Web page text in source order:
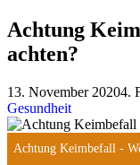
Achtung
achten?
13. November 20204.
Gesundheit
Achtung Keimbefall -